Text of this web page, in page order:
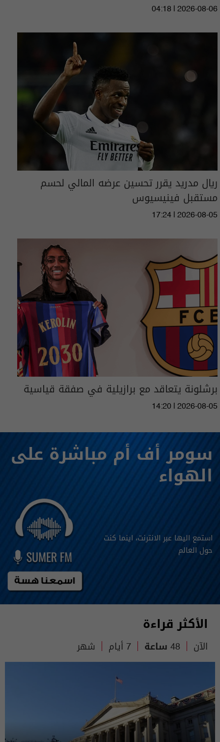
04:18 | 2026-08-06
ريال مدريد يقرر تحسين عرضه المالي لحسم
مستقبل فينيسيوس
17:24 | 2026-08-05
برشلونة يتعاقد مع برازيلية في صفقة قياسية
14:20 | 2026-08-05
سومر أف أم مباشرة على
الهواء
استمع اليها عبر الانترنت، اينما كنت
حول العالم
الأكثر قراءة
الآن 48 ساعة 7 أيام شهر